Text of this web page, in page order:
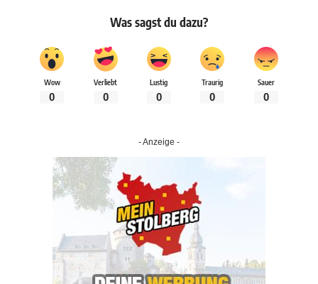
Was sagst du dazu?
Wow
0
Verliebt
0
Lustig
0
Traurig
0
Sauer
0
- Anzeige -